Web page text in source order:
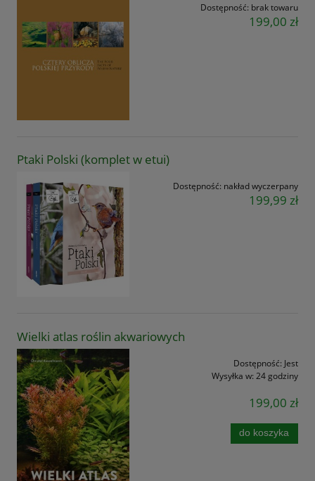
Dostępność: brak towaru
199,00 zł
Ptaki Polski (komplet w etui)
Dostępność: nakład wyczerpany
199,99 zł
Wielki atlas roślin akwariowych
Dostępność: Jest
Wysyłka w: 24 godziny
199,00 zł
do koszyka